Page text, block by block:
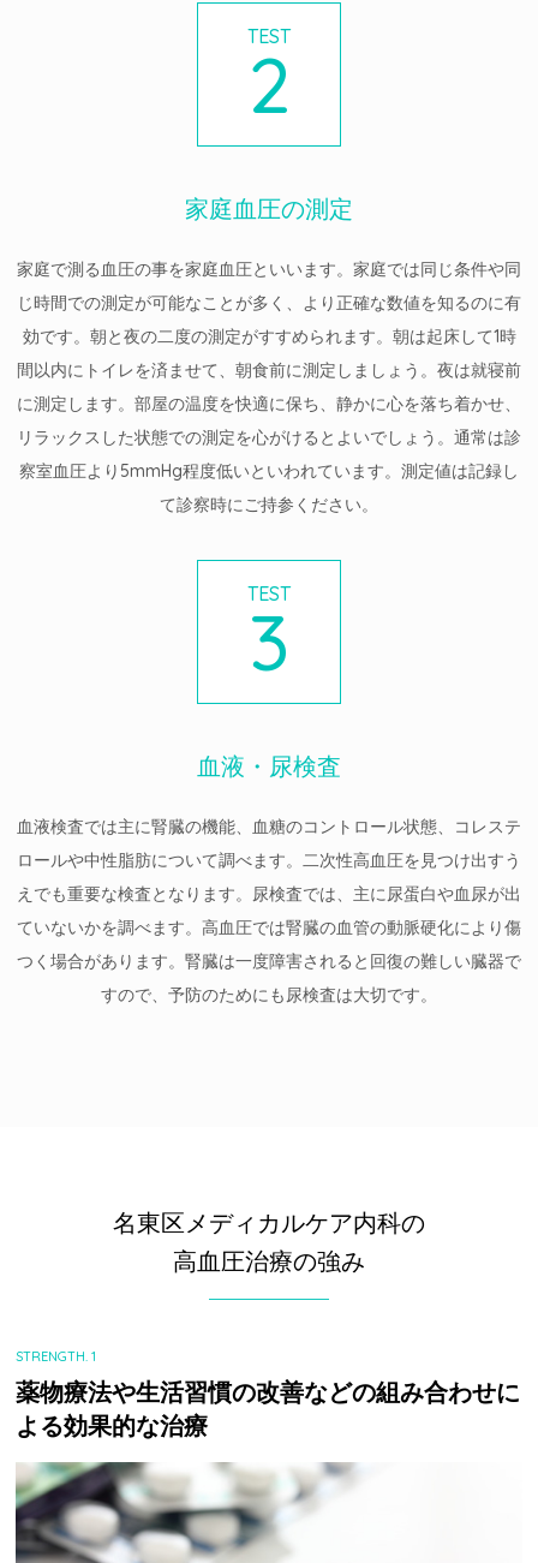
TEST
2
家庭血圧の測定
家庭で測る血圧の事を家庭血圧といいます。家庭では同じ条件や同
じ時間での測定が可能なことが多く、より正確な数値を知るのに有
効です。朝と夜の二度の測定がすすめられます。朝は起床して1時
間以内にトイレを済ませて、朝食前に測定しましょう。夜は就寝前
に測定します。部屋の温度を快適に保ち、静かに心を落ち着かせ、
リラックスした状態での測定を心がけるとよいでしょう。通常は診
察室血圧より5mmHg程度低いといわれています。測定値は記録し
て診察時にご持参ください。
TEST
3
血液・尿検査
血液検査では主に腎臓の機能、血糖のコントロール状態、コレステ
ロールや中性脂肪について調べます。二次性高血圧を見つけ出すう
えでも重要な検査となります。尿検査では、主に尿蛋白や血尿が出
ていないかを調べます。高血圧では腎臓の血管の動脈硬化により傷
つく場合があります。腎臓は一度障害されると回復の難しい臓器で
すので、予防のためにも尿検査は大切です。
名東区メディカルケア内科の
高血圧治療の強み
STRENGTH. 1
薬物療法や生活習慣の改善などの組み合わせに
よる効果的な治療